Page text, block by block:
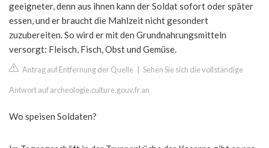
geeigneter, denn aus ihnen kann der Soldat sofort oder später
essen, und er braucht die Mahlzeit nicht gesondert
zuzubereiten. So wird er mit den Grundnahrungsmitteln
versorgt: Fleisch, Fisch, Obst und Gemüse.
Antrag auf Entfernung der Quelle Sehen Sie sich die vollständige
Antwort auf archeologie.culture.gouv.fr an
Wo speisen Soldaten?